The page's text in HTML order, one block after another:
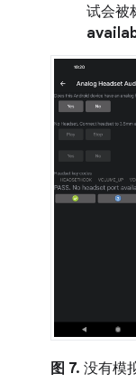
试会被
图 7. 没有模